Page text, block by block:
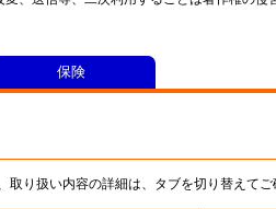
り扱い内容の詳細は、タブを切り替えてご
保険